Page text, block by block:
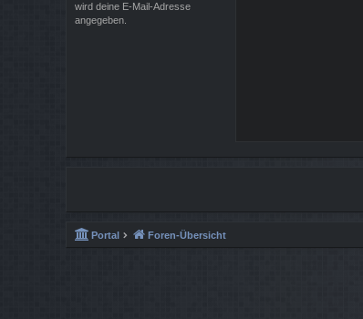
wird deine E-Mail-Adresse
angegeben.
Portal Foren-Übersicht